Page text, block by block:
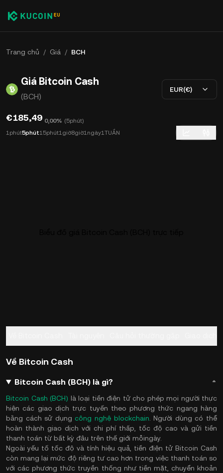
Trang chủ / Giá / BCH
Giá Bitcoin Cash
(BCH)
EUR(€)
€185,49 0,00% (5phút)
1phút5phút15phút1giờ8giờ1ngày1TUẦN
Về Bitcoin Cash
Bitcoin Cash (BCH) là gì?
Bitcoin Cash (BCH) là loại tiền điện tử cho phép mọi người thực
hiện các giao dịch trực tuyến theo phương thức ngang hàng
bằng cách sử dụng công nghệ blockchain . Người dùng có thể
hoàn thành giao dịch với chi phí thấp, tốc độ cao và gửi tiền
thanh toán từ bất kỳ đâu trên thế giới mỗingày.
Ngoài yếu tố tốc độ và tính hiệu quả, tiền điện tử Bitcoin Cash
còn mang lại mức độ riêng tư cao hơn trong việc thanh toán so
với các phương thức truyền thống như tiền mặt, chuyển khoản